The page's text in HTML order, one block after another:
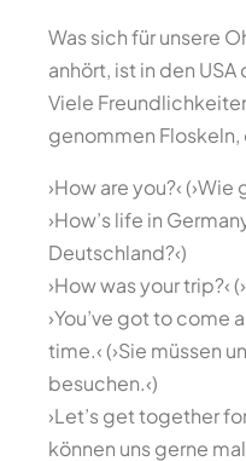
Was sich für unsere
anhört, ist in den
Viele
genommen
›How are you?‹ (›Wie
›How’s life in
Deutschland?‹)
›How was your trip?‹
›You’ve got to come
time.‹ (›Sie müssen
besuchen.‹)
›Let’s get together
können uns gerne